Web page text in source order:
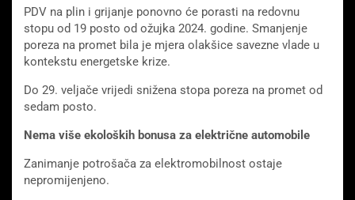
PDV na plin i grijanje ponovno će porasti na redovnu
stopu od 19 posto od ožujka 2024. godine. Smanjenje
poreza na promet bila je mjera olakšice savezne vlade u
kontekstu energetske krize.
Do 29. veljače vrijedi snižena stopa poreza na promet od
sedam posto.
Nema više ekoloških bonusa za električne automobile
Zanimanje potrošača za elektromobilnost ostaje
nepromijenjeno.